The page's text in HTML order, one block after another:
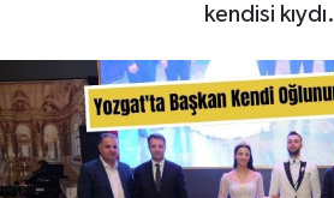
kendisi kıydı.